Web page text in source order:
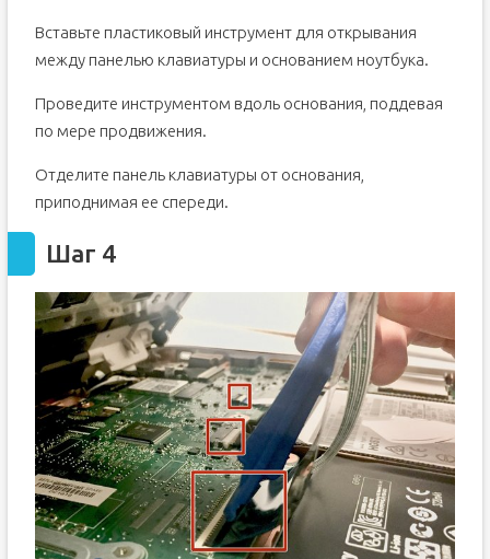
Вставьте пластиковый инструмент для открывания
между панелью клавиатуры и основанием ноутбука.
Проведите инструментом вдоль основания, поддевая
по мере продвижения.
Отделите панель клавиатуры от основания,
приподнимая ее спереди.
Шаг 4